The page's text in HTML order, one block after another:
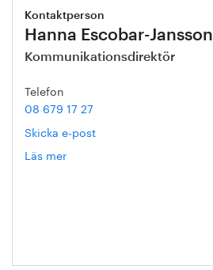
Kontaktperson
Hanna Escobar-Jansson
Kommunikationsdirektör
Telefon
08 679 17 27
Skicka e-post
Läs mer